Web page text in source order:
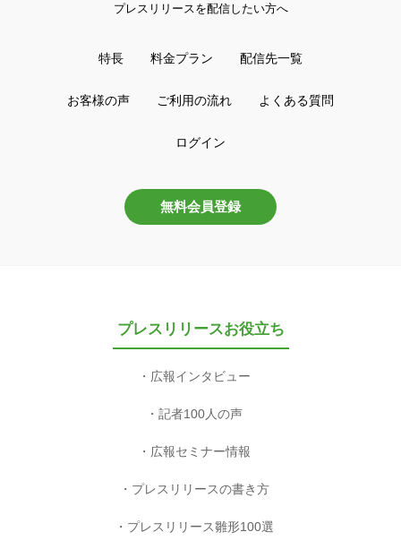
プレスリリースを配信したい方へ
特長 料金プラン 配信先一覧
お客様の声 ご利用の流れ よくある質問
ログイン
無料会員登録
プレスリリースお役立ち
広報インタビュー
記者100人の声
広報セミナー情報
プレスリリースの書き方
プレスリリース雛形100選